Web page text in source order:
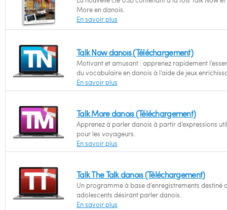
More en danois.
En savoir plus
Talk Now danois (Téléchargement)
Motivant et amusant : apprenez rapidement
du vocabulaire en danois à l’aide de jeux
En savoir plus
Talk More danois (Téléchargement)
Apprenez à parler danois à partir d’expressions
pour les voyageurs.
En savoir plus
Talk The Talk danois (Téléchargement)
Un programme à base d’enregistrements destiné
adolescents désirant parler danois.
En savoir plus